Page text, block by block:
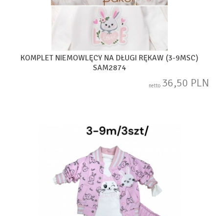
KOMPLET NIEMOWLĘCY NA DŁUGI RĘKAW (3-9MSC)
SAM2874
netto 36,50 PLN